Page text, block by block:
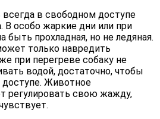
в свободном доступе
. В особо жаркие дни или при
быть прохладная, но не ледяная.
только навредить
при перегреве собаку не
водой, достаточно, чтобы
Животное
регулировать свою жажду,